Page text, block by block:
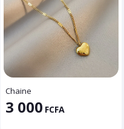
Chaine
3 000 FCFA